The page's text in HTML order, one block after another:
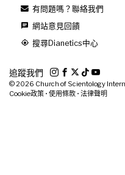
有問題嗎？聯絡我們
網站意見回饋
搜尋Dianetics中心
追蹤我們
© 2026 Church of Scientology
Cookie政策 • 使用條款 • 法律聲明